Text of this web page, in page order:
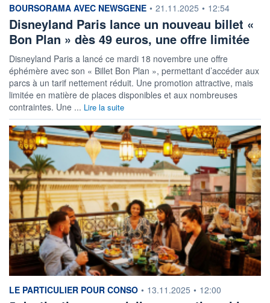
information fournie par
BOURSORAMA AVEC NEWSGENE • 21.11.2025 • 12:54
Disneyland Paris lance un nouveau billet «
Bon Plan » dès 49 euros, une offre limitée
Disneyland Paris a lancé ce mardi 18 novembre une offre
éphémère avec son « Billet Bon Plan », permettant d’accéder aux
parcs à un tarif nettement réduit. Une promotion attractive, mais
limitée en matière de places disponibles et aux nombreuses
contraintes. Une ... Lire la suite
information fournie par
LE PARTICULIER POUR CONSO • 13.11.2025 • 12:00